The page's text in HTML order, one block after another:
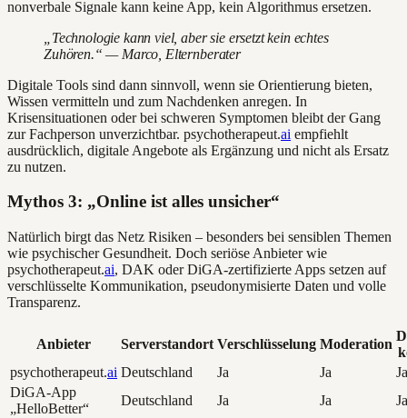
nonverbale Signale kann keine App, kein Algorithmus ersetzen.
„Technologie kann viel, aber sie ersetzt kein echtes
Zuhören.“ — Marco, Elternberater
Digitale Tools sind dann sinnvoll, wenn sie Orientierung bieten,
Wissen vermitteln und zum Nachdenken anregen. In
Krisensituationen oder bei schweren Symptomen bleibt der Gang
zur Fachperson unverzichtbar. psychotherapeut.ai empfiehlt
ausdrücklich, digitale Angebote als Ergänzung und nicht als Ersatz
zu nutzen.
Mythos 3: „Online ist alles unsicher“
Natürlich birgt das Netz Risiken – besonders bei sensiblen Themen
wie psychischer Gesundheit. Doch seriöse Anbieter wie
psychotherapeut.ai, DAK oder DiGA-zertifizierte Apps setzen auf
verschlüsselte Kommunikation, pseudonymisierte Daten und volle
Transparenz.
Anbieter Serverstandort Verschlüsselung Moderation
psychotherapeut.ai Deutschland Ja Ja
Ja
DiGA-App
„HelloBetter“
Deutschland Ja Ja
Ja